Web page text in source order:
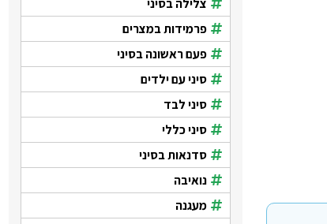
צלילה בסיני
פרמידות במצרים
פעם ראשונה בסיני
סיני עם ילדים
סיני לבד
סיני כללי
סדנאות בסיני
נואיבה
מעגנה